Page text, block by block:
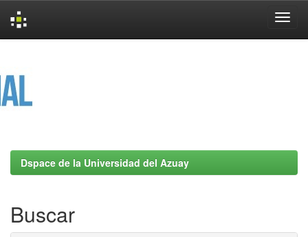
Dspace de la Universidad del Azuay
Buscar